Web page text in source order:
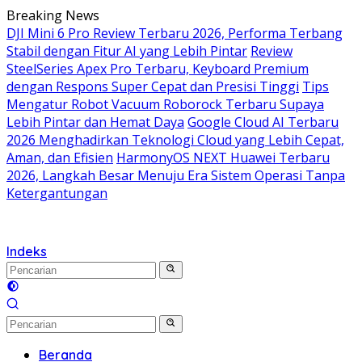
Langsung
ke
konten
Breaking News
DJI Mini 6 Pro Review Terbaru 2026, Performa Terbang
Stabil dengan Fitur AI yang Lebih Pintar Review
SteelSeries Apex Pro Terbaru, Keyboard Premium
dengan Respons Super Cepat dan Presisi Tinggi Tips
Mengatur Robot Vacuum Roborock Terbaru Supaya
Lebih Pintar dan Hemat Daya Google Cloud AI Terbaru
2026 Menghadirkan Teknologi Cloud yang Lebih Cepat,
Aman, dan Efisien HarmonyOS NEXT Huawei Terbaru
2026, Langkah Besar Menuju Era Sistem Operasi Tanpa
Ketergantungan
Indeks
Beranda